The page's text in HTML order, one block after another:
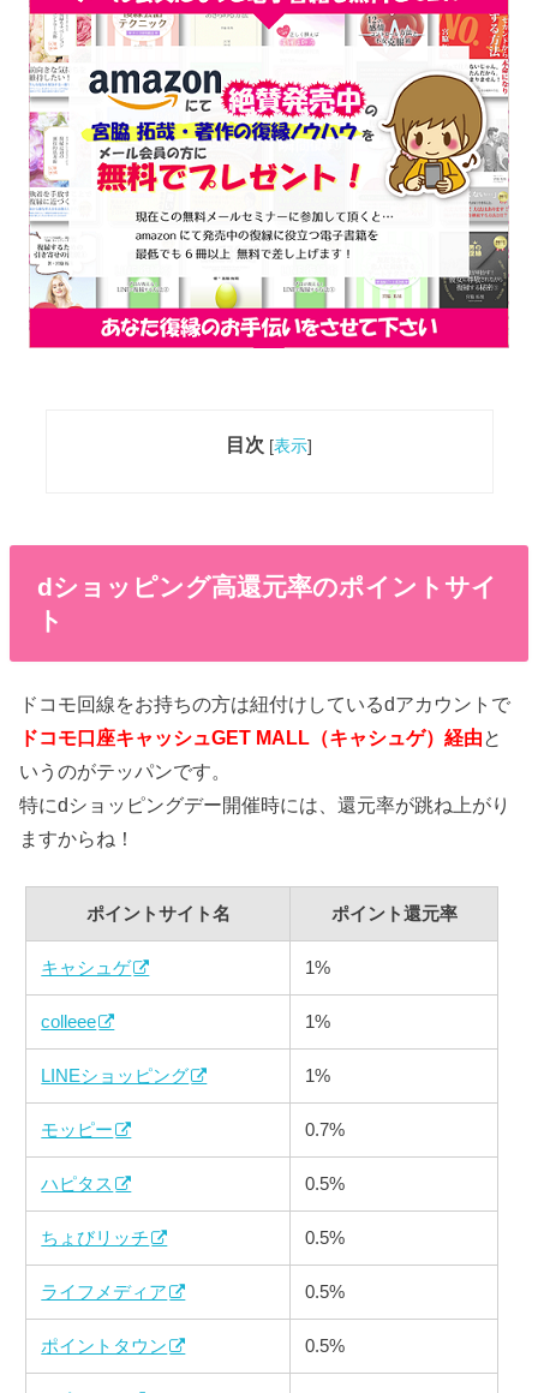
目次 [表示]
dショッピング高還元率のポイントサイ
ト
ドコモ回線をお持ちの方は紐付けしているdアカウントで
ドコモ口座キャッシュGET MALL（キャシュゲ）経由と
いうのがテッパンです。
特にdショッピングデー開催時には、還元率が跳ね上がり
ますからね！
ポイントサイト名 ポイント還元率
キャシュゲ 1%
colleee 1%
LINEショッピング 1%
モッピー 0.7%
ハピタス 0.5%
ちょびリッチ 0.5%
ライフメディア 0.5%
ポイントタウン 0.5%